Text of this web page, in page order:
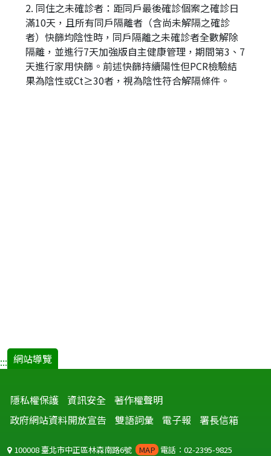
2. 同住之未確診者：距同戶最後確診個案之確診日
滿10天，且所有同戶隔離者（含尚未解隔之確診
者）快篩均陰性時，同戶隔離之未確診者全數解除
隔離，並進行7天加強版自主健康管理，期間第3、7
天進行家用快篩。前述快篩持續陽性但PCR檢驗結
果為陰性或Ct≥30者，視為陰性符合解隔條件。
::: 網站導覽
隱私權保護 資訊安全 著作權聲明
政府網站資料開放宣告
雙語詞彙 電子報 署長信箱
100008 臺北市中正區林森南路6號 MAP 電話：02-2395-9825